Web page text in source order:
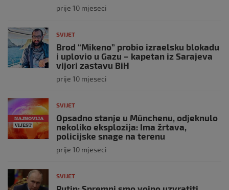
prije 10 mjeseci
SVIJET
Brod “Mikeno” probio izraelsku blokadu
i uplovio u Gazu – kapetan iz Sarajeva
vijori zastavu BiH
prije 10 mjeseci
SVIJET
Opsadno stanje u Münchenu, odjeknulo
nekoliko eksplozija: Ima žrtava,
policijske snage na terenu
prije 10 mjeseci
SVIJET